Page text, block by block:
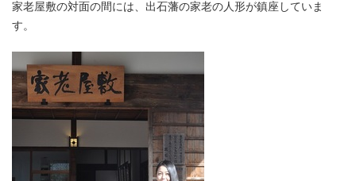
家老屋敷の対面の間には、出石藩の家老の人形が鎮座していま
す。